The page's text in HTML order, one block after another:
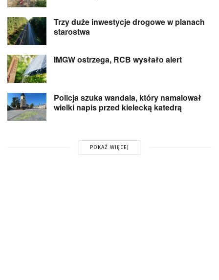
Trzy duże inwestycje drogowe w planach
starostwa
IMGW ostrzega, RCB wysłało alert
Policja szuka wandala, który namalował
wielki napis przed kielecką katedrą
POKAŻ WIĘCEJ